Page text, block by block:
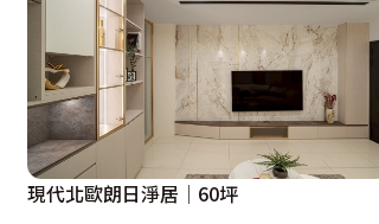
現代北歐朗日淨居│60坪